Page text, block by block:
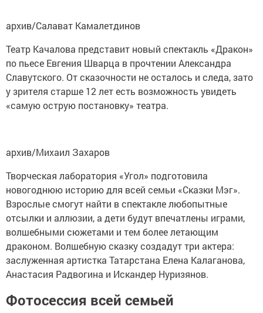
архив/Салават Камалетдинов
Театр Качалова представит новый спектакль «Дракон»
по пьесе Евгения Шварца в прочтении Александра
Славутского. От сказочности не осталось и следа, зато
у зрителя старше 12 лет есть возможность увидеть
«самую острую постановку» театра.
архив/Михаил Захаров
Творческая лаборатория «Угол» подготовила
новогоднюю историю для всей семьи «Сказки Мэг».
Взрослые смогут найти в спектакле любопытные
отсылки и аллюзии, а дети будут впечатлены играми,
волшебными сюжетами и тем более летающим
драконом. Волшебную сказку создадут три актера:
заслуженная артистка Татарстана Елена Калаганова,
Анастасия Радвогина и Искандер Нуризянов.
Фотосессия всей семьей